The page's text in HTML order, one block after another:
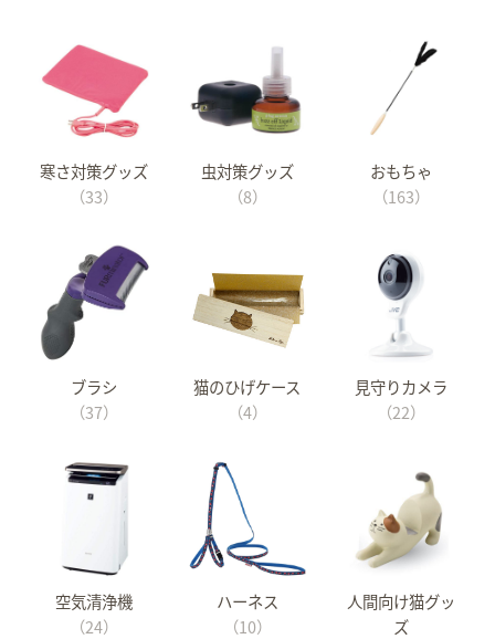
寒さ対策グッズ
（33）
虫対策グッズ
（8）
おもちゃ
（163）
ブラシ
（37）
猫のひげケース
（4）
見守りカメラ
（22）
空気清浄機
（24）
ハーネス
（10）
人間向け猫グッ
ズ